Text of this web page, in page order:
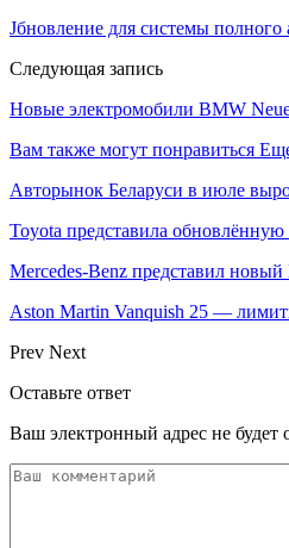
Jбновление для системы
Следующая запись
Новые электромобили BMW
Вам также могут понравиться
Авторынок Беларуси в июле
Toyota представила обновлённую
Mercedes-Benz представил
Aston Martin Vanquish 25 —
Prev Next
Оставьте ответ
Ваш электронный адрес не будет